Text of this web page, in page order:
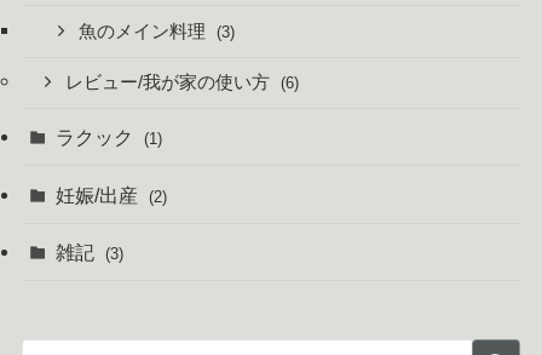
魚のメイン料理 (3)
レビュー/我が家の使い方 (6)
ラクック (1)
妊娠/出産 (2)
雑記 (3)